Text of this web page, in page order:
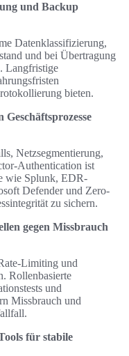
und Backup
Datenklassifizierung,
und bei Übertragung
Langfristige
bieten.
Geschäftsprozesse
Netzsegmentierung,
Authentication ist
wie Splunk, EDR-
Defender und Zero-
zu sichern.
gegen Missbrauch
Limiting und
Rollenbasierte
und
Missbrauch und
für stabile